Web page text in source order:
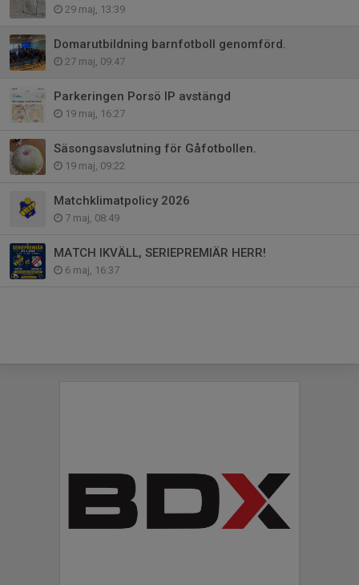
29 maj, 13:39
Domarutbildning barnfotboll genomförd.
27 maj, 09:47
Parkeringen Porsö IP avstängd
19 maj, 16:27
Säsongsavslutning för Gåfotbollen.
19 maj, 09:22
Matchklimatpolicy 2026
7 maj, 08:49
MATCH IKVÄLL, SERIEPREMIÄR HERR!
6 maj, 16:37